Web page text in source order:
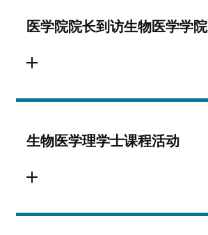
医学院院长到访生物医学学院
生物医学理学士课程活动